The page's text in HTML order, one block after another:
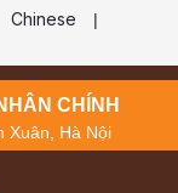
Chinese |
CHÍNH
Xuân, Hà Nội